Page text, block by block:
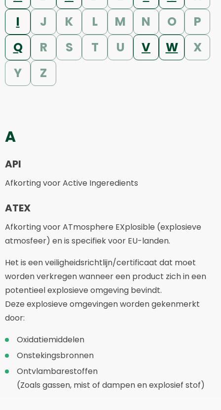
I
J K L M N O
P
Q
R S T U V W
X
Y
Z
A
API
Afkorting voor Active Ingeredients
ATEX
Afkorting voor ATmosphere EXplosible (explosieve
atmosfeer) en is specifiek voor EU-landen.
Het is een veiligheidsrichtlijn/certificaat dat moet
worden verkregen wanneer een product zich in een
potentieel explosieve omgeving bevindt.
Deze explosieve omgevingen worden gekenmerkt
door:
Oxidatiemiddelen
Onstekingsbronnen
Ontvlambarestoffen
(Zoals gassen, mist of dampen en explosief stof)